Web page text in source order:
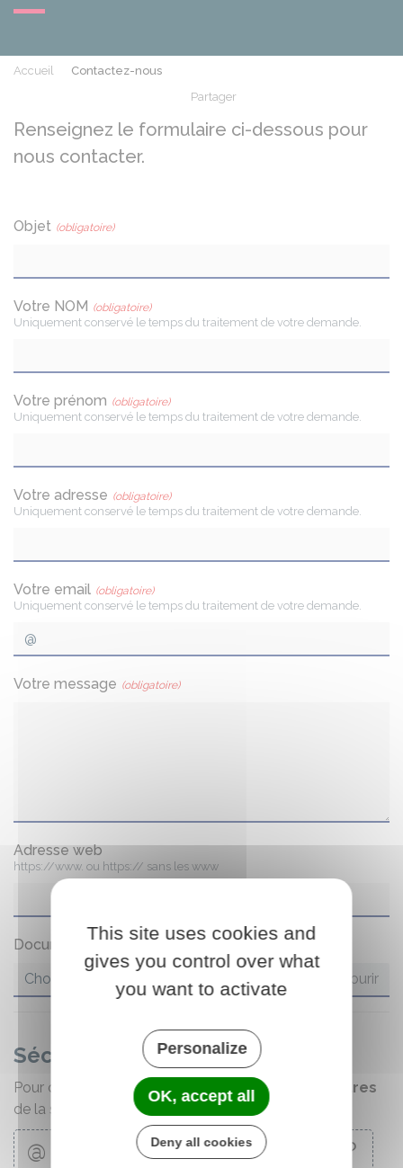
Accueil
Contactez-nous
Partager
Renseignez le formulaire ci-dessous pour
nous contacter.
Objet (obligatoire)
Votre NOM (obligatoire)
Uniquement conservé le temps du traitement de votre demande.
Votre prénom (obligatoire)
Uniquement conservé le temps du traitement de votre demande.
Votre adresse (obligatoire)
Uniquement conservé le temps du traitement de votre demande.
Votre email (obligatoire)
Uniquement conservé le temps du traitement de votre demande.
Votre message (obligatoire)
Adresse web
https://www. ou https:// sans les www
Document joint
Choisir un fichier
Sécurité anti-robot
Pour continuer, merci de cliquer sur toutes les lettres
de la série
@ § # E
?
This site uses cookies and
gives you control over what
you want to activate
Personalize
OK, accept all
Deny all cookies